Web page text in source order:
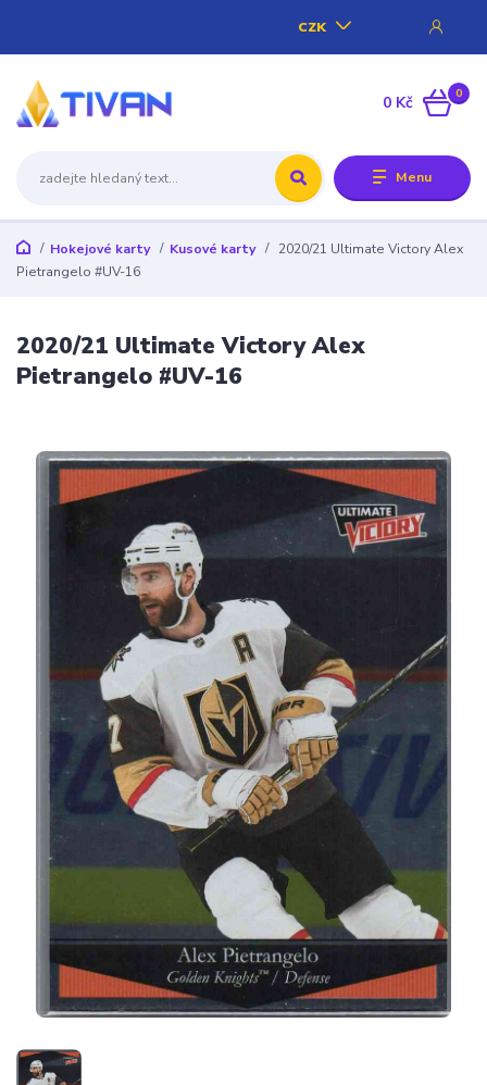
Menu
CZK
0
0 Kč
Hokejové karty Kusové karty
2020/21 Ultimate Victory Alex
Pietrangelo #UV-16
2020/21 Ultimate Victory Alex
Pietrangelo #UV-16